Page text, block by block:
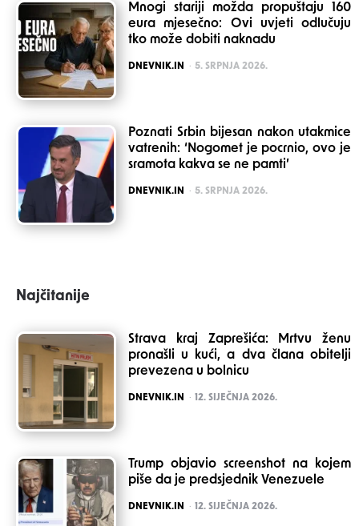
Mnogi stariji možda propuštaju 160
eura mjesečno: Ovi uvjeti odlučuju
tko može dobiti naknadu
POSTED
DNEVNIK.IN 5. SRPNJA 2026.
Poznati Srbin bijesan nakon utakmice
vatrenih: ‘Nogomet je pocrnio, ovo je
sramota kakva se ne pamti’
POSTED
DNEVNIK.IN 5. SRPNJA 2026.
Najčitanije
Strava kraj Zaprešića: Mrtvu ženu
pronašli u kući, a dva člana obitelji
prevezena u bolnicu
POSTED
DNEVNIK.IN 12. SIJEČNJA 2026.
Trump objavio screenshot na kojem
piše da je predsjednik Venezuele
POSTED
DNEVNIK.IN 12. SIJEČNJA 2026.